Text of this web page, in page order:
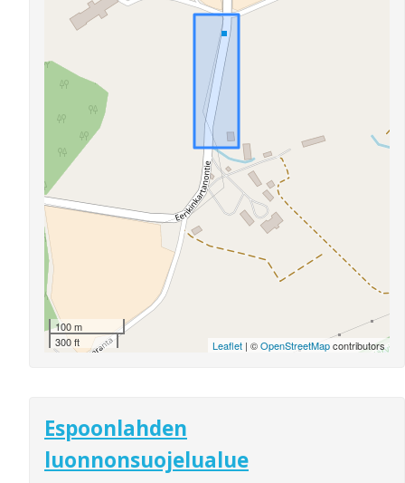
100 m
300 ft
Leaflet | ©OpenStreetMapcontributors
Espoonlahden
luonnonsuojelualue